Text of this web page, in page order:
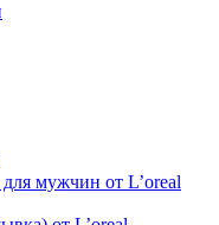
мужчин от L’oreal